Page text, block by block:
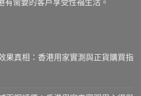
有需要的客戶享受性福生活。
果真相：香港用家實測與正貨購買指